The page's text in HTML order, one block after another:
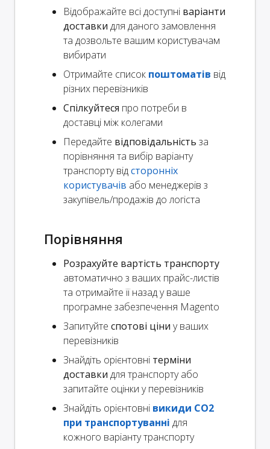
Відображайте всі доступні варіанти
доставки для даного замовлення
та дозвольте вашим користувачам
вибирати
Отримайте список поштоматів від
різних перевізників
Спілкуйтеся про потреби в
доставці між колегами
Передайте відповідальність за
порівняння та вибір варіанту
транспорту відсторонніх
користувачів або менеджерів з
закупівель/продажів до логіста
Порівняння
Розрахуйте вартість транспорту
автоматично з ваших прайс-листів
та отримайте її назад у ваше
програмне забезпечення Magento
Запитуйте спотові ціни у ваших
перевізників
Знайдіть орієнтовні терміни
доставки для транспорту або
запитайте оцінки у перевізників
Знайдіть орієнтовні викиди CO2
при транспортуванні для
кожного варіанту транспорту